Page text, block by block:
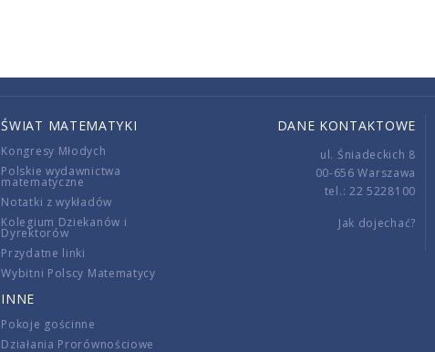
ŚWIAT MATEMATYKI
Kongresy Młodych
Polskie wydawnictwa
matematyczne
Notatki z wykładów
Kolegium Dziekanów i
Dyrektorów
Przydatne linki
Wybitni Polscy Matematycy
INNE
Pokoje gościnne
Działania Prorównościowe
DANE KONTAKTOWE
ul. Śniadeckich 8
00-656 Warszawa
tel.: 22 5228100
Jak dojechać?